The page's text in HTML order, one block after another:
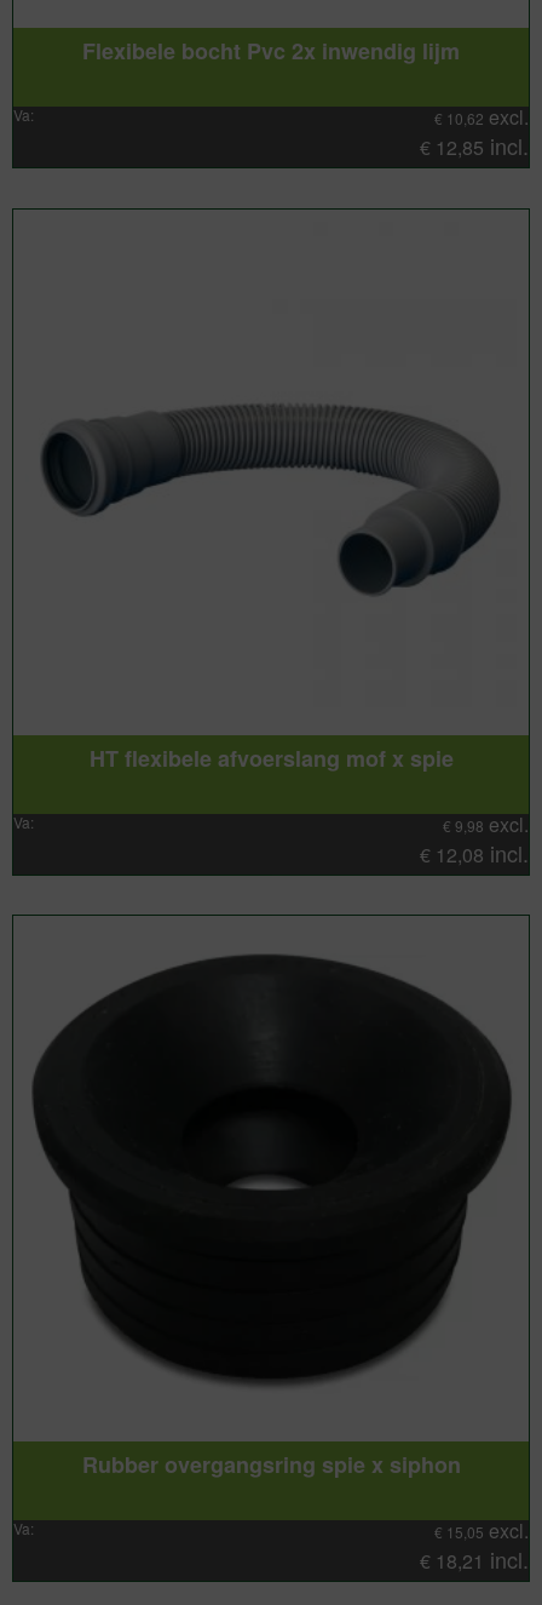
Flexibele bocht Pvc 2x inwendig lijm
Va: € 10,62 excl.
€ 12,85 incl.
HT flexibele afvoerslang mof x spie
Va: € 9,98excl.
€ 12,08 incl.
Rubber overgangsring spie x siphon
Va: € 15,05 excl.
€ 18,21 incl.